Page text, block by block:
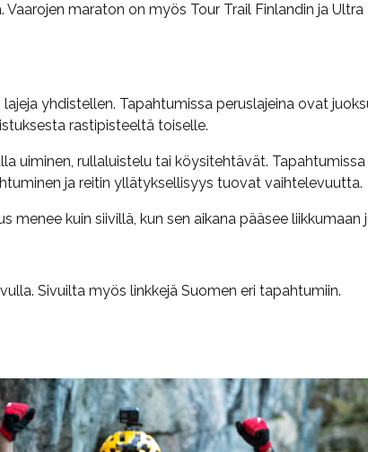
maraton on myös Tour Trail Finlandin ja
yhdistellen. Tapahtumissa peruslajeina ovat
rastipisteeltä toiselle.
uiminen, rullaluistelu tai köysitehtävät.
ja reitin yllätyksellisyys tuovat vaihtelevuutta.
menee kuin siivillä, kun sen aikana pääsee
Sivuilta myös linkkejä Suomen eri tapahtumiin.